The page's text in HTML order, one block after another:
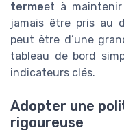
termeet à
jamais être pris au
peut être d’une
tableau de bord
indicateurs clés.
Adopter une
rigoureuse